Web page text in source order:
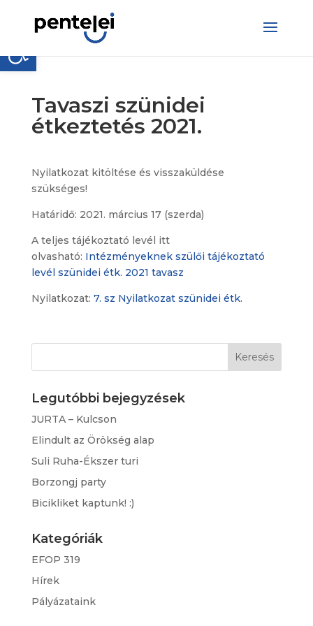
Eszköztár megnyitása
Tavaszi szünidei
étkeztetés 2021.
Nyilatkozat kitöltése és visszaküldése
szükséges!
Határidő: 2021. március 17 (szerda)
A teljes tájékoztató levél itt
olvasható: Intézményeknek szülői tájékoztató
levél szünidei étk. 2021 tavasz
Nyilatkozat: 7. sz Nyilatkozat szünidei étk.
Keresés:
Legutóbbi bejegyzések
JURTA – Kulcson
Elindult az Örökség alap
Suli Ruha-Ékszer turi
Borzongj party
Bicikliket kaptunk! :)
Kategóriák
EFOP 319
Hírek
Pályázataink